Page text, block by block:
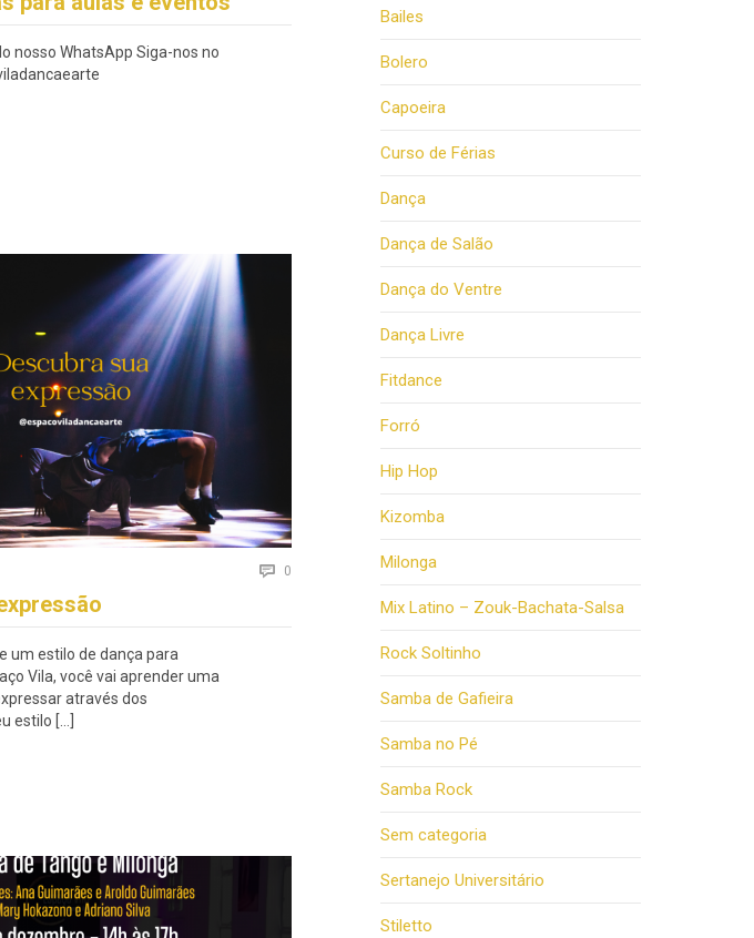
nosso WhatsApp Siga-nos no
 0
um estilo de dança para
Vila, você vai aprender uma
através dos
estilo […]
Bailes
Bolero
Capoeira
Curso de Férias
Dança
Dança de Salão
Dança do Ventre
Dança Livre
Fitdance
Forró
Hip Hop
Kizomba
Milonga
Mix Latino – Zouk-Bachata-Salsa
Rock Soltinho
Samba de Gafieira
Samba no Pé
Samba Rock
Sem categoria
Sertanejo Universitário
Stiletto